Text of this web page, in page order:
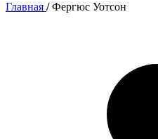
Главная / Фергюс Уотсон